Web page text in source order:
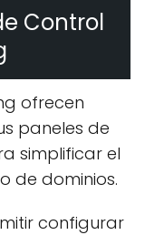
Control
ofrecen
paneles de
simplificar el
de dominios.
configurar